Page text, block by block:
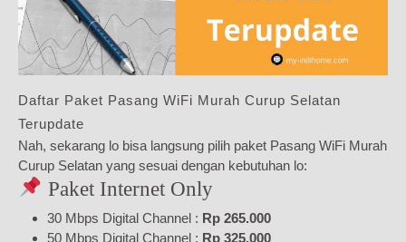
Daftar Paket Pasang WiFi Murah Curup Selatan
Terupdate
Nah, sekarang lo bisa langsung pilih paket Pasang WiFi Murah
Curup Selatan yang sesuai dengan kebutuhan lo:
Paket Internet Only
30 Mbps Digital Channel : Rp 265.000
50 Mbps Digital Channel : Rp 325.000